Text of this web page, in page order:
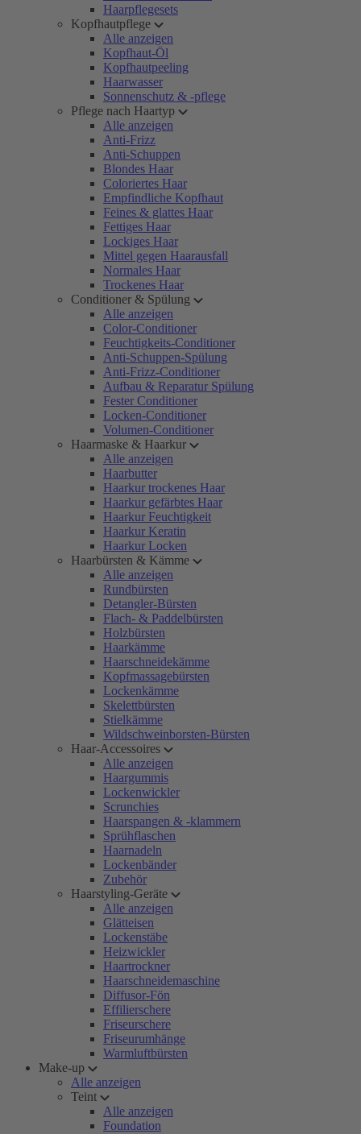
Haarpflegesets
Kopfhautpflege
Alle anzeigen
Kopfhaut-Öl
Kopfhautpeeling
Haarwasser
Sonnenschutz & -pflege
Pflege nach Haartyp
Alle anzeigen
Anti-Frizz
Anti-Schuppen
Blondes Haar
Coloriertes Haar
Empfindliche Kopfhaut
Feines & glattes Haar
Fettiges Haar
Lockiges Haar
Mittel gegen Haarausfall
Normales Haar
Trockenes Haar
Conditioner & Spülung
Alle anzeigen
Color-Conditioner
Feuchtigkeits-Conditioner
Anti-Schuppen-Spülung
Anti-Frizz-Conditioner
Aufbau & Reparatur Spülung
Fester Conditioner
Locken-Conditioner
Volumen-Conditioner
Haarmaske & Haarkur
Alle anzeigen
Haarbutter
Haarkur trockenes Haar
Haarkur gefärbtes Haar
Haarkur Feuchtigkeit
Haarkur Keratin
Haarkur Locken
Haarbürsten & Kämme
Alle anzeigen
Rundbürsten
Detangler-Bürsten
Flach- & Paddelbürsten
Holzbürsten
Haarkämme
Haarschneidekämme
Kopfmassagebürsten
Lockenkämme
Skelettbürsten
Stielkämme
Wildschweinborsten-Bürsten
Haar-Accessoires
Alle anzeigen
Haargummis
Lockenwickler
Scrunchies
Haarspangen & -klammern
Sprühflaschen
Haarnadeln
Lockenbänder
Zubehör
Haarstyling-Geräte
Alle anzeigen
Glätteisen
Lockenstäbe
Heizwickler
Haartrockner
Haarschneidemaschine
Diffusor-Fön
Effilierschere
Friseurschere
Friseurumhänge
Warmluftbürsten
Make-up
Alle anzeigen
Teint
Alle anzeigen
Foundation